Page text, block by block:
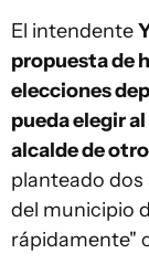
El intendente
propuesta de
elecciones
pueda elegir
alcalde de
planteado dos
del municipio
rápidamente"